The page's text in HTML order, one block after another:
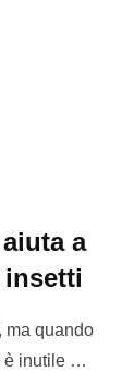
a
insetti
ma quando
è inutile …